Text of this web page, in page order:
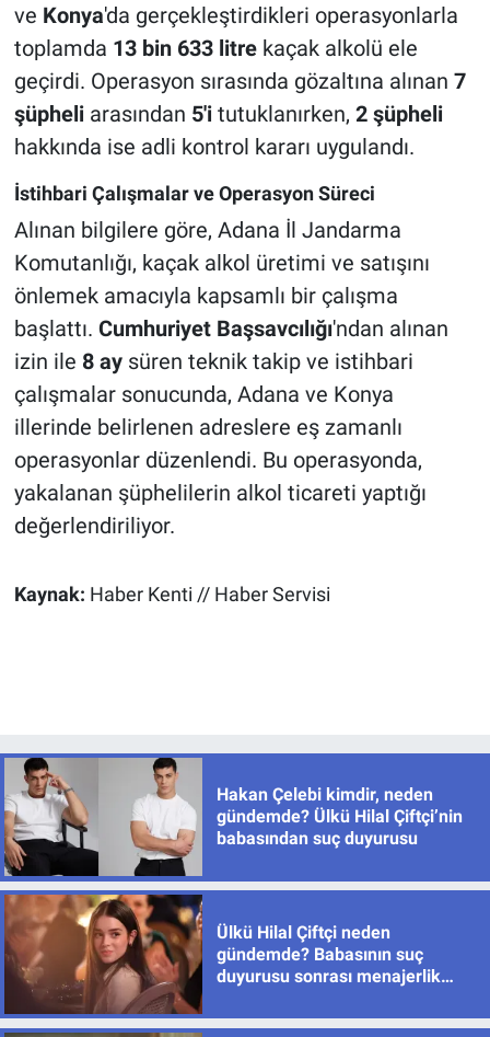
ve Konya'da gerçekleştirdikleri operasyonlarla
toplamda 13 bin 633 litrekaçak alkolü ele
geçirdi. Operasyon sırasında gözaltına alınan 7
şüpheliarasından 5'itutuklanırken, 2 şüpheli
hakkında ise adli kontrol kararı uygulandı.
İstihbari Çalışmalar ve Operasyon Süreci
Alınan bilgilere göre, Adana İl Jandarma
Komutanlığı, kaçak alkol üretimi ve satışını
önlemek amacıyla kapsamlı bir çalışma
başlattı. Cumhuriyet Başsavcılığı'ndan alınan
izin ile 8 aysüren teknik takip ve istihbari
çalışmalar sonucunda, Adana ve Konya
illerinde belirlenen adreslere eş zamanlı
operasyonlar düzenlendi. Bu operasyonda,
yakalanan şüphelilerin alkol ticareti yaptığı
değerlendiriliyor.
Kaynak: Haber Kenti // Haber Servisi
Hakan Çelebi kimdir, neden
gündemde? Ülkü Hilal Çiftçi’nin
babasından suç duyurusu
Ülkü Hilal Çiftçi neden
gündemde? Babasının suç
duyurusu sonrası menajerlik